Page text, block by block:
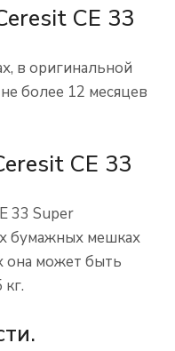
CE 33
в оригинальной
более 12 месяцев
CE 33
33 Super
бумажных мешках
она может быть